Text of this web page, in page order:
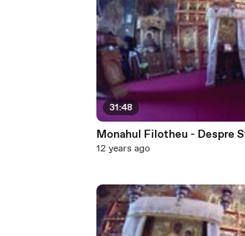
31:48
Monahul Filotheu - Despre
12 years ago